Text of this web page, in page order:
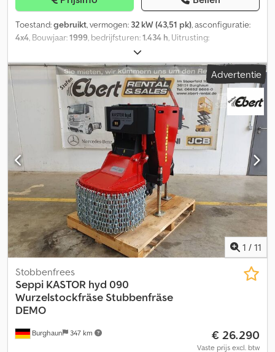
Toestand:gebruikt, vermogen: 32 kW (43,51 pk), asconfiguratie:
4x4, Bouwjaar:1999, bedrijfsturen:1.434 h, Uitrusting:
, Aandrijving: Wiel Motormerk: Deutz Neem
contact op met J.A.J. Jansen voor meer informatie. Djdpfjuurbyjx
Advertentie
1 / 11
Burghaun 347 km
Stobbenfrees
Seppi KASTOR hyd 090
Wurzelstockfräse Stubbenfräse
DEMO
€ 26.290
Vaste prijs excl. btw